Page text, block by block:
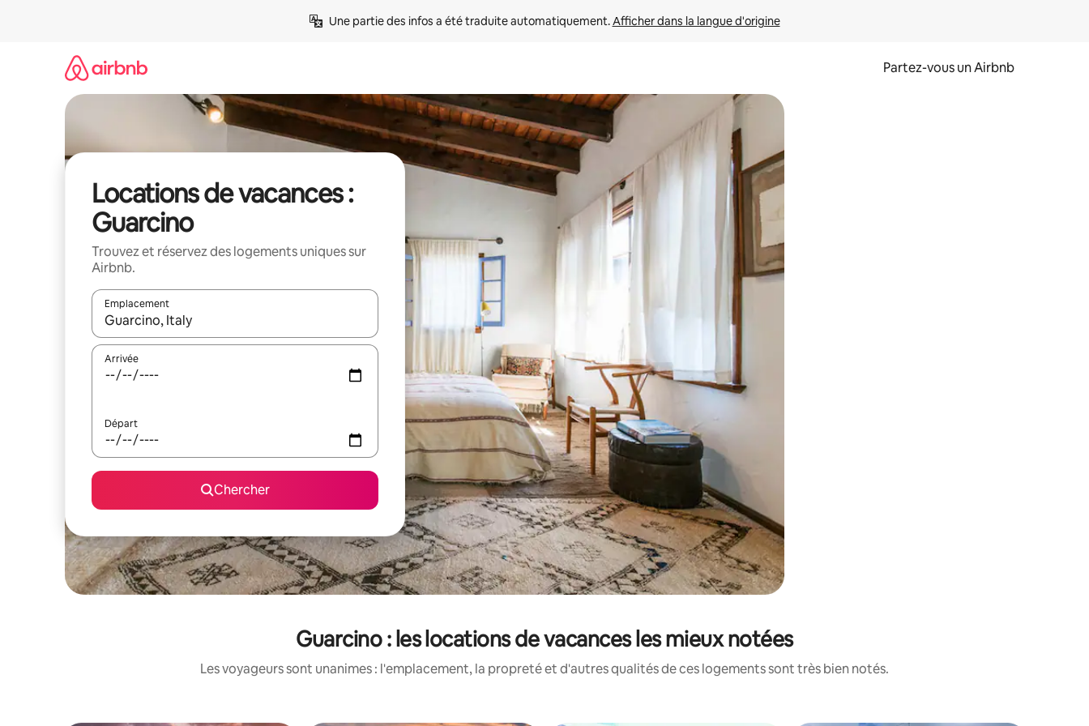
Une partie des infos a été traduite automatiquement. Afficher dans la langue d'origine
Partez-vous un Airbnb
Locations de vacances :
Guarcino
Trouvez et réservez des logements uniques sur
Airbnb.
Emplacement
Quand les résultats sont affichés, parcourez-les en utilisant les flèches vers le haut et vers le bas, ou en appuyant dessus et en les faisant glisser.
Arrivée
Départ
Chercher
Guarcino : les locations de vacances les mieux notées
Les voyageurs sont unanimes : l'emplacement, la propreté et d'autres qualités de ces logements sont très bien notés.